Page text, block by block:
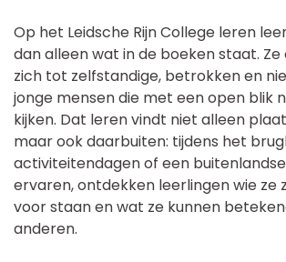
Op het Leidsche Rijn College leren
dan alleen wat in de boeken staat.
zich tot zelfstandige, betrokken en
jonge mensen die met een open blik
kijken. Dat leren vindt niet alleen
maar ook daarbuiten: tijdens het
activiteitendagen of een
ervaren, ontdekken leerlingen wie ze
voor staan en wat ze kunnen
anderen.